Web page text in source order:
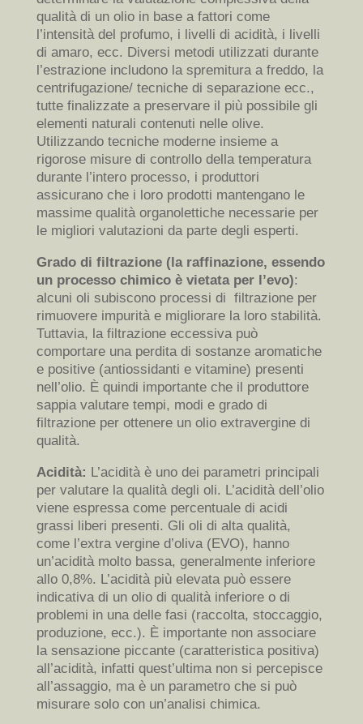
qualità di un olio in base a fattori come
l’intensità del profumo, i livelli di acidità, i livelli
di amaro, ecc. Diversi metodi utilizzati durante
l’estrazione includono la spremitura a freddo, la
centrifugazione/ tecniche di separazione ecc.,
tutte finalizzate a preservare il più possibile gli
elementi naturali contenuti nelle olive.
Utilizzando tecniche moderne insieme a
rigorose misure di controllo della temperatura
durante l’intero processo, i produttori
assicurano che i loro prodotti mantengano le
massime qualità organolettiche necessarie per
le migliori valutazioni da parte degli esperti.
Grado di filtrazione (la raffinazione, essendo
un processo chimico è vietata per l’evo):
alcuni oli subiscono processi di filtrazione per
rimuovere impurità e migliorare la loro stabilità.
Tuttavia, la filtrazione eccessiva può
comportare una perdita di sostanze aromatiche
e positive (antiossidanti e vitamine) presenti
nell’olio. È quindi importante che il produttore
sappia valutare tempi, modi e grado di
filtrazione per ottenere un olio extravergine di
qualità.
Acidità: L’acidità è uno dei parametri principali
per valutare la qualità degli oli. L’acidità dell’olio
viene espressa come percentuale di acidi
grassi liberi presenti. Gli oli di alta qualità,
come l’extra vergine d’oliva (EVO), hanno
un’acidità molto bassa, generalmente inferiore
allo 0,8%. L’acidità più elevata può essere
indicativa di un olio di qualità inferiore o di
problemi in una delle fasi (raccolta, stoccaggio,
produzione, ecc.). È importante non associare
la sensazione piccante (caratteristica positiva)
all’acidità, infatti quest’ultima non si percepisce
all’assaggio, ma è un parametro che si può
misurare solo con un’analisi chimica.